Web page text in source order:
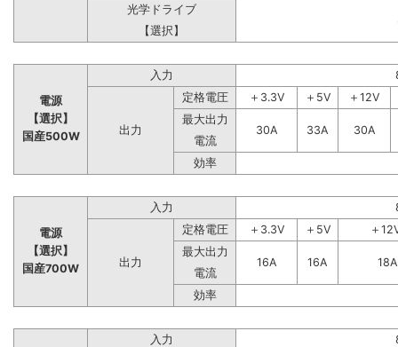
光学ドライブ
【選択】
電源
【選択】
国産500W
入力
出力
定格電圧 ＋3.3V ＋5V
＋12V
最大出力
30A
33A
30A
電流
効率
電源
【選択】
国産700W
入力
出力
定格電圧 ＋3.3V ＋5V
＋
最大出力
16A
16A
18A
電流
効率
入力